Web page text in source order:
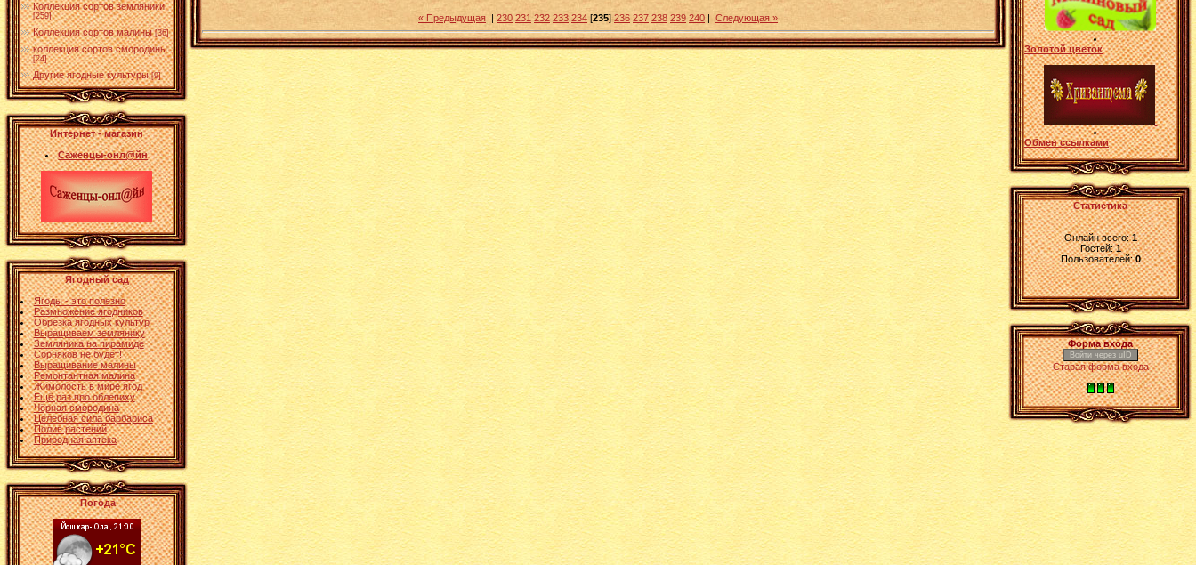
Коллекция сортов земляники
[259]
Коллекция сортов малины [36]
коллекция сортов смородины
[24]
Другие ягодные культуры [9]
Интернет - магазин
Саженцы-онл@йн
Ягодный сад
Ягоды - это полезно
Размножение ягодников
Обрезка ягодных культур
Выращиваем землянику
Земляника на пирамиде
Сорняков не будет!
Выращивание малины
Ремонтантная малина
Жимолость в мире ягод
Ещё раз про облепиху
Чёрная смородина
Целебная сила барбариса
Полив растений
Природная аптека
Погода
« Предыдущая | 230 231 232 233 234 [235]236 237 238 239 240 | Следующая »
Золотой цветок
Обмен ссылками
Статистика
Онлайн всего:1
Гостей:1
Пользователей:0
Форма входа
Войти через uID
Старая форма входа